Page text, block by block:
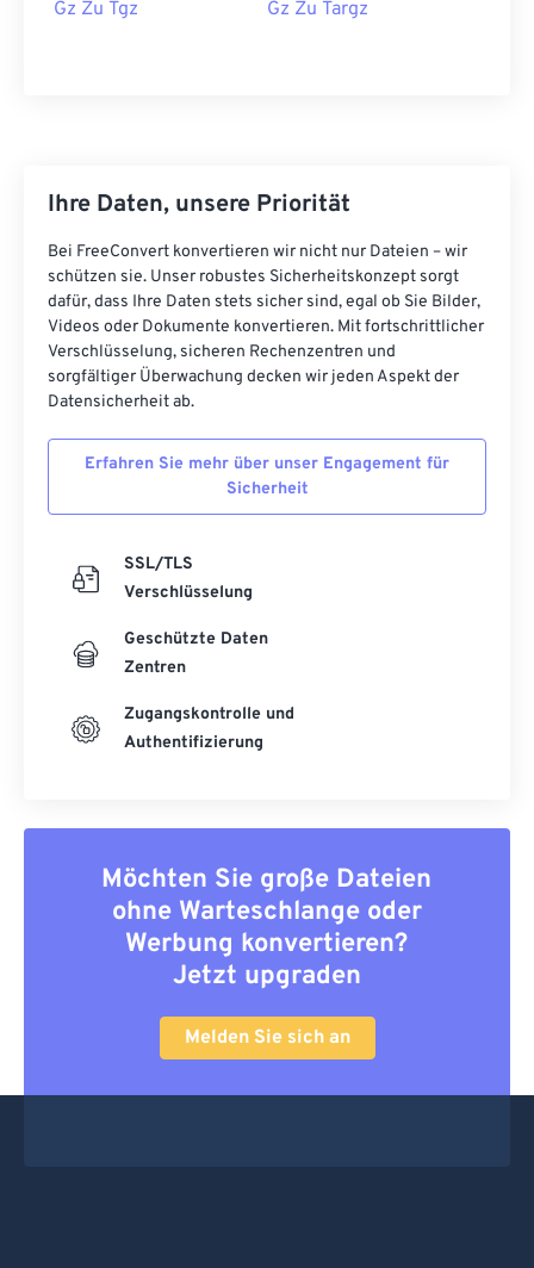
Gz Zu Tgz Gz Zu Targz
Ihre Daten, unsere Priorität
Bei FreeConvert konvertieren wir nicht nur Dateien – wir
schützen sie. Unser robustes Sicherheitskonzept sorgt
dafür, dass Ihre Daten stets sicher sind, egal ob Sie Bilder,
Videos oder Dokumente konvertieren. Mit fortschrittlicher
Verschlüsselung, sicheren Rechenzentren und
sorgfältiger Überwachung decken wir jeden Aspekt der
Datensicherheit ab.
Erfahren Sie mehr über unser Engagement für
Sicherheit
SSL/TLS
Verschlüsselung
Geschützte Daten
Zentren
Zugangskontrolle und
Authentifizierung
Möchten Sie große Dateien
ohne Warteschlange oder
Werbung konvertieren?
Jetzt upgraden
Melden Sie sich an